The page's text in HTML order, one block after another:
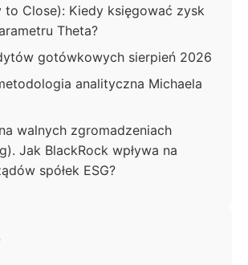
to Close): Kiedy księgować zysk
Theta?
gotówkowych sierpień 2026
analityczna Michaela
walnych zgromadzeniach
Jak BlackRock wpływa na
spółek ESG?